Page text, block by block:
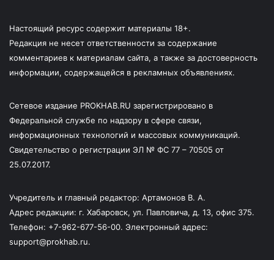
Настоящий ресурс содержит материалы 18+.
Редакция не несет ответственности за содержание
комментариев к материалам сайта, а также за достоверность
информации, содержащейся в рекламных объявлениях.
Сетевое издание PROKHAB.RU зарегистрировано в
Федеральной службе по надзору в сфере связи,
информационных технологий и массовых коммуникаций.
Свидетельство о регистрации ЭЛ № ФС 77 – 70505 от
25.07.2017.
Учредитель и главный редактор: Артамонов В. А.
Адрес редакции: г. Хабаровск, ул. Павловича, д. 13, офис 375.
Телефон: +7-962-677-56-00. Электронный адрес:
support@prokhab.ru.